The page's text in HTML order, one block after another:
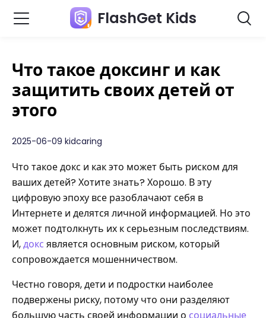
FlashGet Kids
Что такое доксинг и как
защитить своих детей от
этого
2025-06-09 kidcaring
Что такое докс и как это может быть риском для
ваших детей? Хотите знать? Хорошо. В эту
цифровую эпоху все разоблачают себя в
Интернете и делятся личной информацией. Но это
может подтолкнуть их к серьезным последствиям.
И,докс является основным риском, который
сопровождается мошенничеством.
Честно говоря, дети и подростки наиболее
подвержены риску, потому что они разделяют